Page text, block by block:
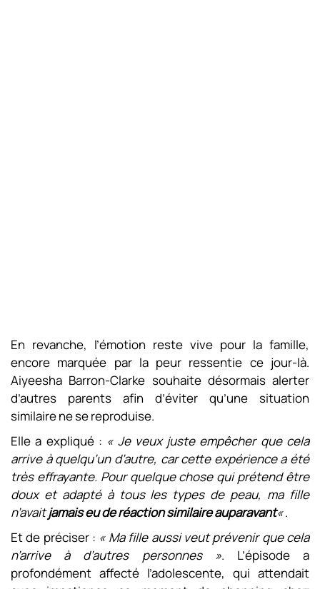
En revanche, l’émotion reste vive pour la famille,
encore marquée par la peur ressentie ce jour-là.
Aiyeesha Barron-Clarke souhaite désormais alerter
d’autres parents afin d’éviter qu’une situation
similaire ne se reproduise.
Elle a expliqué : « Je veux juste empêcher que cela
arrive à quelqu’un d’autre, car cette expérience a été
très effrayante. Pour quelque chose qui prétend être
doux et adapté à tous les types de peau, ma fille
n’avaitjamais eu de réaction similaire auparavant«.
Et de préciser : « Ma fille aussi veut prévenir que cela
n’arrive à d’autres personnes ». L’épisode a
profondément affecté l’adolescente, qui attendait